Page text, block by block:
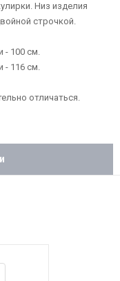
Низ изделия
строчкой.
- 100 см.
- 116 см.
отличаться.